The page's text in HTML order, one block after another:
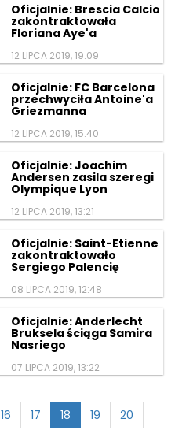
Oficjalnie: Brescia Calcio
zakontraktowała
Floriana Aye'a
12 LIPCA 2019, 19:09
Oficjalnie: FC Barcelona
przechwyciła Antoine'a
Griezmanna
12 LIPCA 2019, 15:40
Oficjalnie: Joachim
Andersen zasila szeregi
Olympique Lyon
12 LIPCA 2019, 13:21
Oficjalnie: Saint-Etienne
zakontraktowało
Sergiego Palencię
08 LIPCA 2019, 12:48
Oficjalnie: Anderlecht
Bruksela ściąga Samira
Nasriego
07 LIPCA 2019, 13:22
16 17 18 19
20